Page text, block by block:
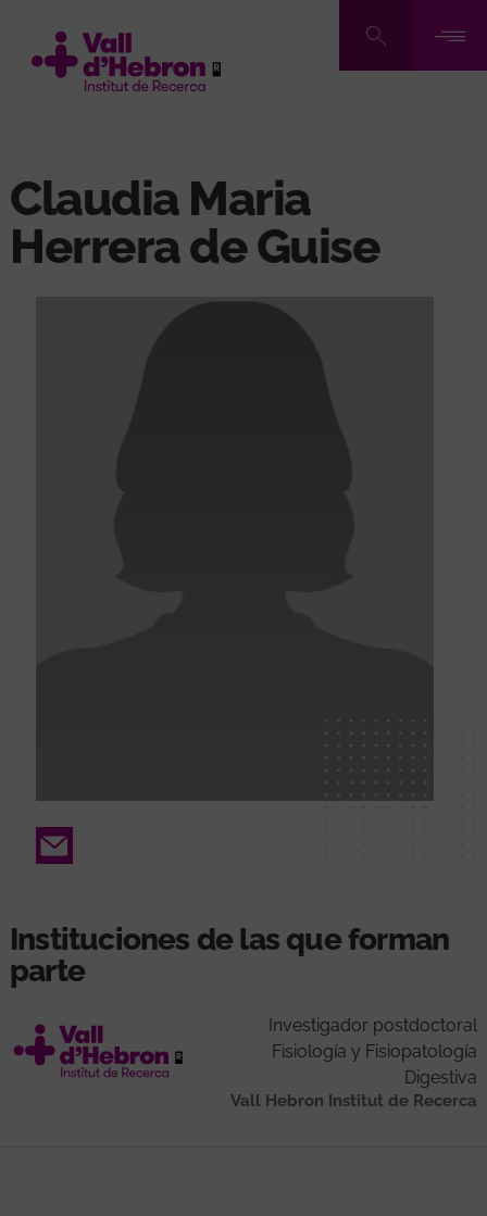
contenido
Claudia Maria
Herrera de Guise
Email
Instituciones de las que forman
parte
Investigador postdoctoral
Fisiología y Fisiopatología
Digestiva
Vall Hebron Institut de Recerca